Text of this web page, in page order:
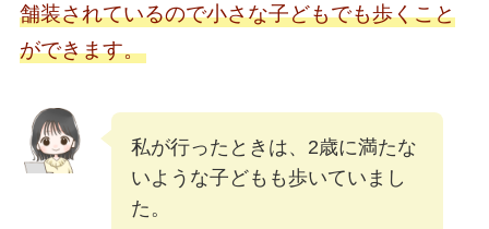
舗装されているので小さな子どもでも歩くこと
ができます。
私が行ったときは、2歳に満たな
いような子どもも歩いていまし
た。